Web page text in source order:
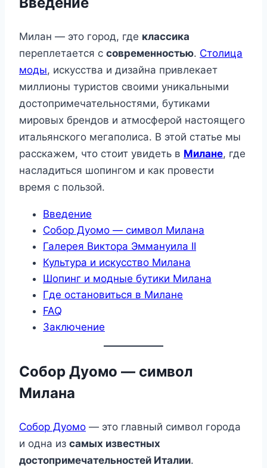
Милан — это город, где классика
переплетается с современностью. Столица
моды, искусства и дизайна привлекает
миллионы туристов своими уникальными
достопримечательностями, бутиками
мировых брендов и атмосферой настоящего
итальянского мегаполиса. В этой статье мы
расскажем, что стоит увидеть в Милане, где
насладиться шопингом и как провести
время с пользой.
Введение
Собор Дуомо — символ Милана
Галерея Виктора Эммануила II
Культура и искусство Милана
Шопинг и модные бутики Милана
Где остановиться в Милане
FAQ
Заключение
Собор Дуомо — символ
Милана
Собор Дуомо — это главный символ города
и одна из самых известных
достопримечательностей Италии.